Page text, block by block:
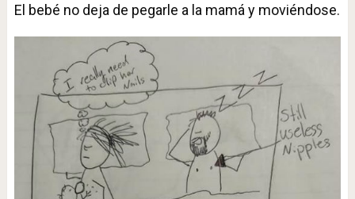
El bebé no deja de pegarle a la mamá y moviéndose.